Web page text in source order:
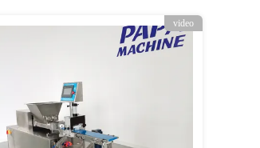
video